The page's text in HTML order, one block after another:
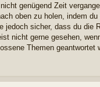
genügend Zeit
oben zu holen, indem
jedoch sicher, dass du die
nicht gerne gesehen,
Themen geantwortet